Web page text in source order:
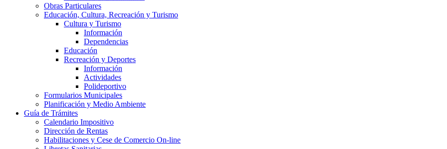
Obras Particulares
Educación, Cultura, Recreación y Turismo
Cultura y Turismo
Información
Dependencias
Educación
Recreación y Deportes
Información
Actividades
Polideportivo
Formularios Municipales
Planificación y Medio Ambiente
Guía de Trámites
Calendario Impositivo
Dirección de Rentas
Habilitaciones y Cese de Comercio On-line